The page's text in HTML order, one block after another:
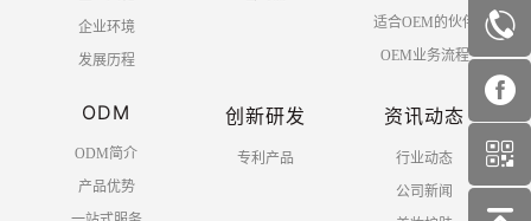
企业环境
发展历程
适合OEM的伙伴
OEM业务流程
ODM
ODM简介
产品优势
创新研发
专利产品
资讯动态
行业动态
公司新闻